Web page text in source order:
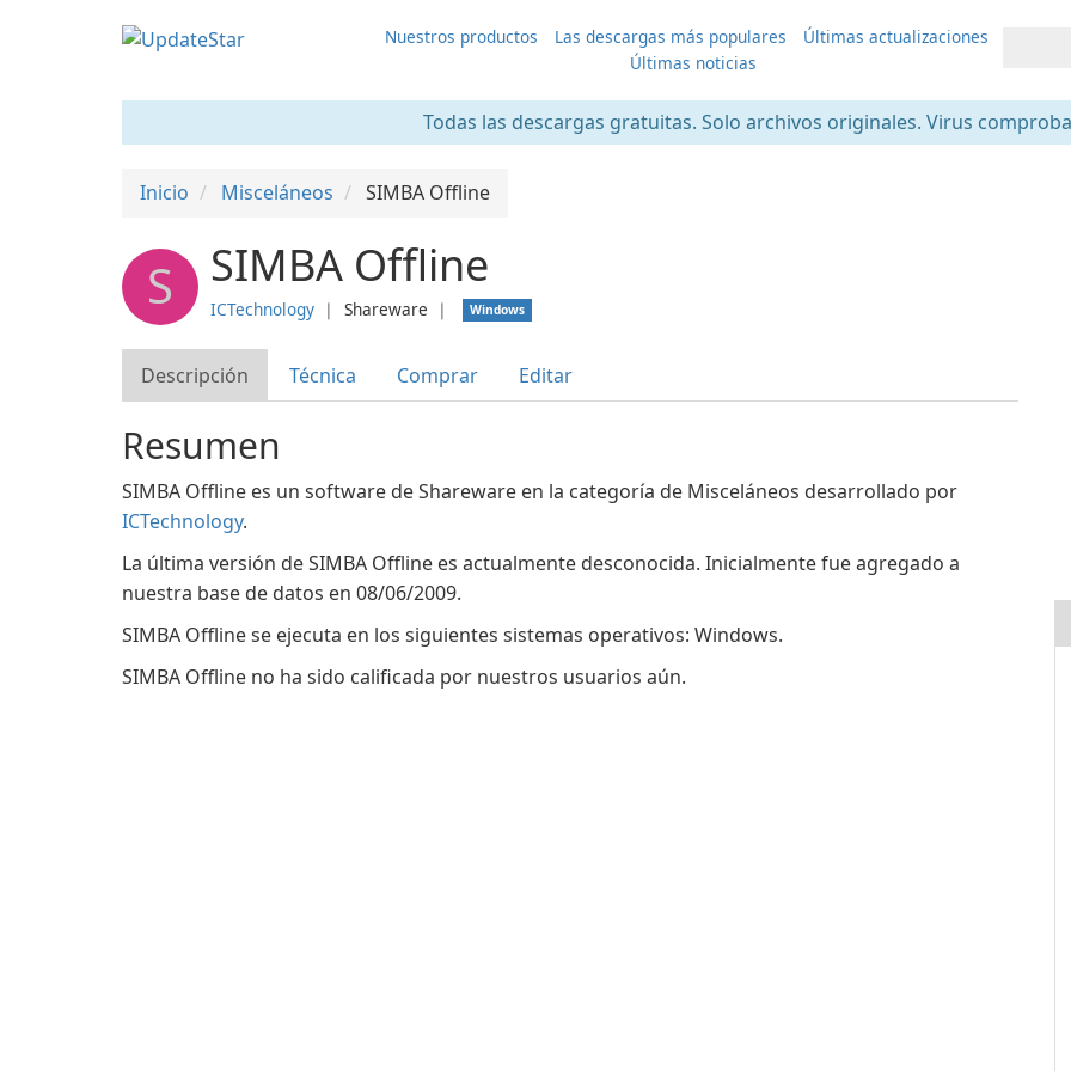
Nuestros productos Las descargas más populares
Últimas actualizaciones
Últimas noticias
Todas las descargas gratuitas. Solo archivos originales. Virus
Inicio Misceláneos SIMBA Offline
S SIMBA Offline
ICTechnology ❘ Shareware ❘ Windows
Descripción Técnica Comprar Editar
Resumen
SIMBA Offline es un software de Shareware en la categoría de Misceláneos desarrollado por
ICTechnology.
La última versión de SIMBA Offline es actualmente desconocida. Inicialmente fue agregado a
nuestra base de datos en 08/06/2009.
SIMBA Offline se ejecuta en los siguientes sistemas operativos: Windows.
SIMBA Offline no ha sido calificada por nuestros usuarios aún.